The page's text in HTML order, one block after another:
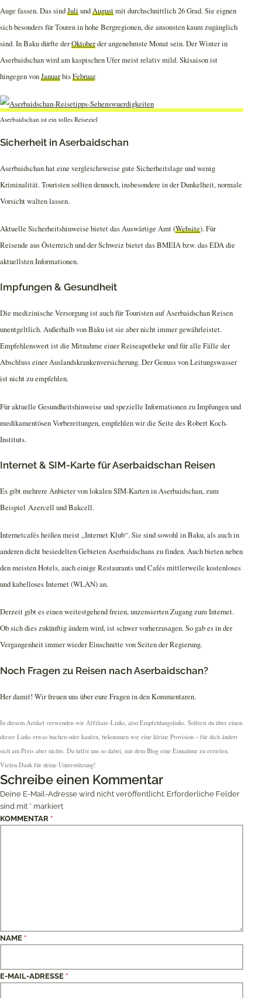
Auge fassen. Das sindJuliundAugustmit durchschnittlich 26 Grad. Sie eignen
sich besonders für Touren in hohe Bergregionen, die ansonsten kaum zugänglich
sind. In Baku dürfte derOktoberder angenehmste Monat sein. Der Winter in
Aserbaidschan wird am kaspischen Ufer meist relativ mild. Skisaison ist
hingegen vonJanuarbisFebruar.
Aserbaidschan ist ein tolles Reiseziel
Sicherheit in Aserbaidschan
Aserbaidschan hat eine vergleichsweise gute Sicherheitslage und wenig
Kriminalität. Touristen sollten dennoch, insbesondere in der Dunkelheit, normale
Vorsicht walten lassen.
Aktuelle Sicherheitshinweise bietet das Auswärtige Amt (Website). Für
Reisende aus Österreich und der Schweiz bietet das BMEIA bzw. das EDA die
aktuellsten Informationen.
Impfungen & Gesundheit
Die medizinische Versorgung ist auch für Touristen auf Aserbaidschan Reisen
unentgeltlich. Außerhalb von Baku ist sie aber nicht immer gewährleistet.
Empfehlenswert ist die Mitnahme einer Reiseapotheke und für alle Fälle der
Abschluss einer Auslandskrankenversicherung. Der Genuss von Leitungswasser
ist nicht zu empfehlen.
Für aktuelle Gesundheitshinweise und spezielle Informationen zu Impfungen und
medikamentösen Vorbereitungen, empfehlen wir die Seite des Robert Koch-
Instituts.
Internet & SIM-Karte für Aserbaidschan Reisen
Es gibt mehrere Anbieter von lokalen SIM-Karten in Aserbaidschan, zum
Beispiel Azercell und Bakcell.
Internetcafés heißen meist „Internet Klub“. Sie sind sowohl in Baku, als auch in
anderen dicht besiedelten Gebieten Aserbaidschans zu finden. Auch bieten neben
den meisten Hotels, auch einige Restaurants und Cafés mittlerweile kostenloses
und kabelloses Internet (WLAN) an.
Derzeit gibt es einen weitestgehend freien, unzensierten Zugang zum Internet.
Ob sich dies zukünftig ändern wird, ist schwer vorherzusagen. So gab es in der
Vergangenheit immer wieder Einschnitte von Seiten der Regierung.
Noch Fragen zu Reisen nach Aserbaidschan?
Her damit! Wir freuen uns über eure Fragen in den Kommentaren.
In diesem Artikel verwenden wir Affiliate-Links, also Empfehlungslinks. Solltest du über einen
dieser Links etwas buchen oder kaufen, bekommen wir eine kleine Provision – für dich ändert
sich am Preis aber nichts. Du hilfst uns so dabei, mit dem Blog eine Einnahme zu erzielen.
Vielen Dank für deine Unterstützung!
Schreibe einen Kommentar
Deine E-Mail-Adresse wird nicht veröffentlicht. Erforderliche Felder
sind mit * markiert
KOMMENTAR *
NAME *
E-MAIL-ADRESSE *